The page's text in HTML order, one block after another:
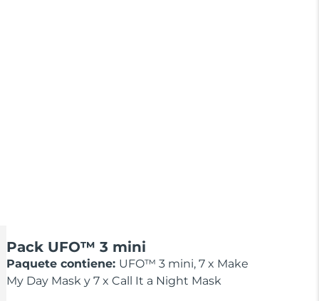
Pack UFO™ 3 mini
Paquete contiene: UFO™ 3 mini, 7 x Make
My Day Mask y 7 x Call It a Night Mask